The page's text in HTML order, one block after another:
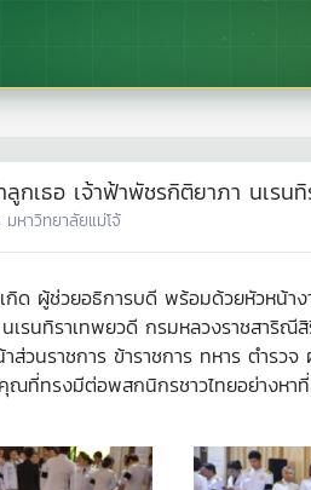
ลูกเธอ เจ้าฟ้าพัชรกิติยาภา นเร
หาวิทยาลัยแม่โจ้
กิด ผู้ช่วยอธิการบดี พร้อมด้วยหัวหน้
เรนทิราเทพยวดี กรมหลวงราชสาริ
วนราชการ ข้าราชการ ทหาร ตำร
ที่ทรงมีต่อพสกนิกรชาวไทยอย่างห